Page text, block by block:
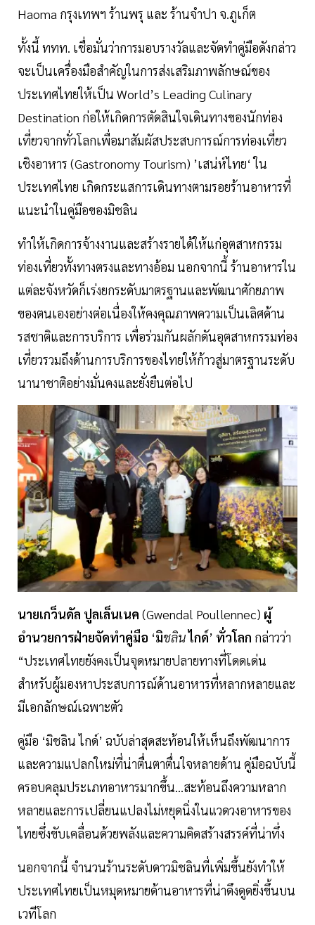
Haoma กรุงเทพฯ ร้านพรุ และ ร้านจำปา จ.ภูเก็ต
ทั้งนี้ ททท. เชื่อมั่นว่าการมอบรางวัลและจัดทำคู่มือดังกล่าว
จะเป็นเครื่องมือสำคัญในการส่งเสริมภาพลักษณ์ของ
ประเทศไทยให้เป็น World’s Leading Culinary
Destination ก่อให้เกิดการตัดสินใจเดินทางของนักท่อง
เที่ยวจากทั่วโลกเพื่อมาสัมผัสประสบการณ์การท่องเที่ยว
เชิงอาหาร (Gastronomy Tourism) ’เสน่ห์ไทย‘ ใน
ประเทศไทย เกิดกระแสการเดินทางตามรอยร้านอาหารที่
แนะนำในคู่มือของมิชลิน
ทำให้เกิดการจ้างงานและสร้างรายได้ให้แก่อุตสาหกรรม
ท่องเที่ยวทั้งทางตรงและทางอ้อม นอกจากนี้ ร้านอาหารใน
แต่ละจังหวัดก็เร่งยกระดับมาตรฐานและพัฒนาศักยภาพ
ของตนเองอย่างต่อเนื่องให้คงคุณภาพความเป็นเลิศด้าน
รสชาติและการบริการ เพื่อร่วมกันผลักดันอุตสาหกรรมท่อง
เที่ยวรวมถึงด้านการบริการของไทยให้ก้าวสู่มาตรฐานระดับ
นานาชาติอย่างมั่นคงและยั่งยืนต่อไป
นายเกว็นดัล ปูลเล็นเนค (Gwendal Poullennec) ผู้
อำนวยการฝ่ายจัดทำคู่มือ ‘มิชลินไกด์’ ทั่วโลก กล่าวว่า
“ประเทศไทยยังคงเป็นจุดหมายปลายทางที่โดดเด่น
สำหรับผู้มองหาประสบการณ์ด้านอาหารที่หลากหลายและ
มีเอกลักษณ์เฉพาะตัว
คู่มือ ‘มิชลิน ไกด์’ ฉบับล่าสุดสะท้อนให้เห็นถึงพัฒนาการ
และความแปลกใหม่ที่น่าตื่นตาตื่นใจหลายด้าน คู่มือฉบับนี้
ครอบคลุมประเภทอาหารมากขึ้น...สะท้อนถึงความหลาก
หลายและการเปลี่ยนแปลงไม่หยุดนิ่งในแวดวงอาหารของ
ไทยซึ่งขับเคลื่อนด้วยพลังและความคิดสร้างสรรค์ที่น่าทึ่ง
นอกจากนี้ จำนวนร้านระดับดาวมิชลินที่เพิ่มขึ้นยังทำให้
ประเทศไทยเป็นหมุดหมายด้านอาหารที่น่าดึงดูดยิ่งขึ้นบน
เวทีโลก